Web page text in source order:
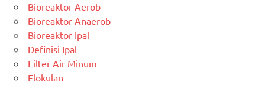
Bioreaktor Aerob
Bioreaktor Anaerob
Bioreaktor Ipal
Definisi Ipal
Filter Air Minum
Flokulan